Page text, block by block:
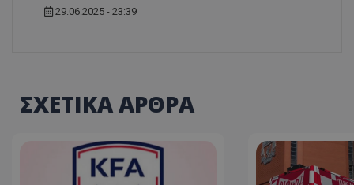
29.06.2025 - 23:39
ΣΧΕΤΙΚΑ ΑΡΘΡΑ